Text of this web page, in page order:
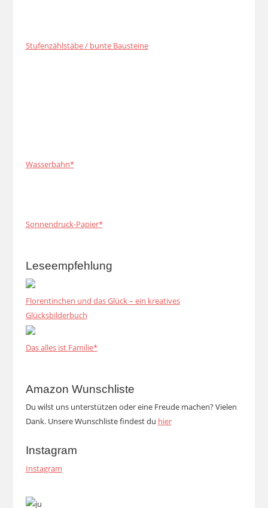
Stufenzählstäbe / bunte Bausteine
Wasserbahn*
Sonnendruck-Papier*
Leseempfehlung
Florentinchen und das Glück – ein kreatives
Glücksbilderbuch
Das alles ist Familie*
Amazon Wunschliste
Du wilst uns unterstützen oder eine Freude machen? Vielen
Dank. Unsere Wunschliste findest du hier
Instagram
Instagram